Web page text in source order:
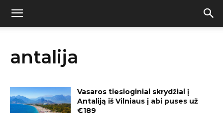
antalija
Vasaros tiesioginiai skrydžiai į
Antaliją iš Vilniaus į abi puses už
€189